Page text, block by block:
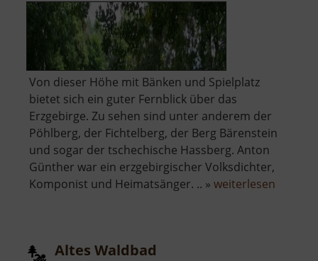
Von dieser Höhe mit Bänken und Spielplatz
bietet sich ein guter Fernblick über das
Erzgebirge. Zu sehen sind unter anderem der
Pöhlberg, der Fichtelberg, der Berg Bärenstein
und sogar der tschechische Hassberg. Anton
Günther war ein erzgebirgischer Volksdichter,
Komponist und Heimatsänger. .. » weiterlesen
Altes Waldbad